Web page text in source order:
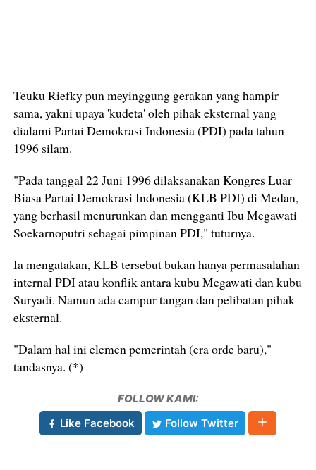
Teuku Riefky pun meyinggung gerakan yang hampir
sama, yakni upaya 'kudeta' oleh pihak eksternal yang
dialami Partai Demokrasi Indonesia (PDI) pada tahun
1996 silam.
"Pada tanggal 22 Juni 1996 dilaksanakan Kongres Luar
Biasa Partai Demokrasi Indonesia (KLB PDI) di Medan,
yang berhasil menurunkan dan mengganti Ibu Megawati
Soekarnoputri sebagai pimpinan PDI," tuturnya.
Ia mengatakan, KLB tersebut bukan hanya permasalahan
internal PDI atau konflik antara kubu Megawati dan kubu
Suryadi. Namun ada campur tangan dan pelibatan pihak
eksternal.
"Dalam hal ini elemen pemerintah (era orde baru),"
tandasnya. (*)
FOLLOW KAMI:
Like Facebook
Follow Twitter